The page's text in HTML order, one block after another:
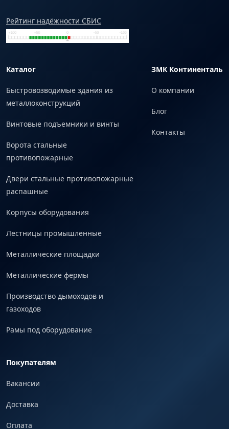
Рейтинг надёжности СБИС
Каталог
Быстровозводимые здания из
металлоконструкций
Винтовые подъемники и винты
Ворота стальные
противопожарные
Двери стальные противопожарные
распашные
Корпусы оборудования
Лестницы промышленные
Металлические площадки
Металлические фермы
Производство дымоходов и
газоходов
Рамы под оборудование
ЗМК Континенталь
О компании
Блог
Контакты
Покупателям
Вакансии
Доставка
Оплата